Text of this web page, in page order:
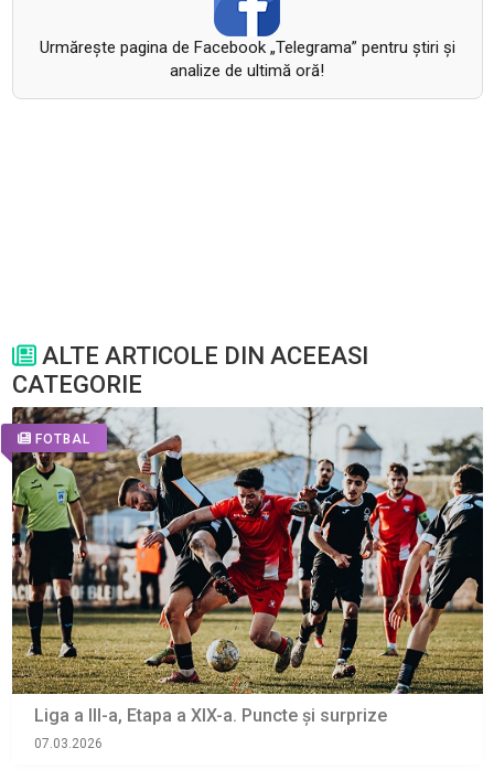
Urmăreşte pagina de Facebook „Telegrama” pentru ştiri şi
analize de ultimă oră!
ALTE ARTICOLE DIN ACEEASI
CATEGORIE
FOTBAL
Liga a III-a, Etapa a XIX-a. Puncte și surprize
07.03.2026